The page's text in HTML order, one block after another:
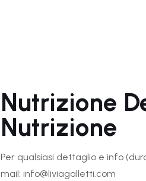
Nutrizione
Nutrizione
Per qualsiasi dettaglio e info
mail: info@liviagalletti.com